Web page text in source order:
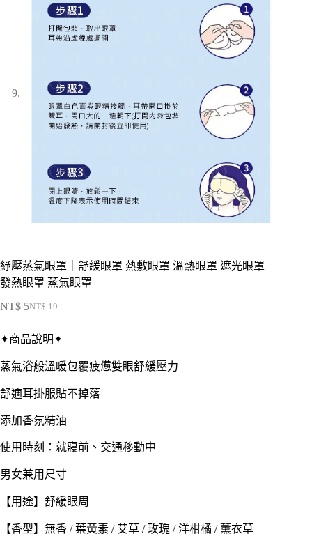
紓壓蒸氣眼罩｜舒緩眼罩 熱敷眼罩 溫熱眼罩 遮光眼罩
發熱眼罩 蒸氣眼罩
NT$19
始
格：
NT$ 5
前
格：
✦商品說明✦
蒸氣浴般溫暖包覆疲憊雙眼舒緩壓力
舒適耳掛服貼不掉落
添加香氛精油
使用時刻：就寢前、交通移動中
男女兼用尺寸
【用途】舒緩眼周
【香型】無香 / 葉黃素 / 艾草 / 玫瑰 / 洋柑橘 / 薰衣草